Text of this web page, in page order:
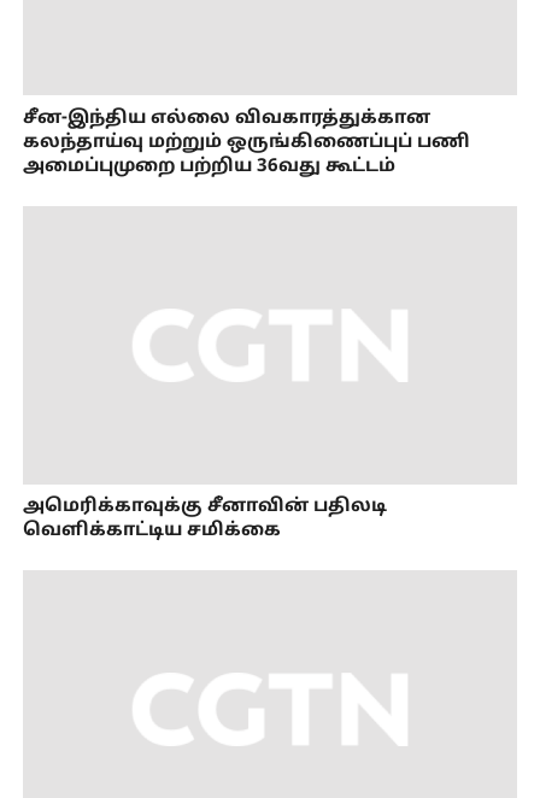
சீன-இந்திய எல்லை விவகாரத்துக்கான
கலந்தாய்வு மற்றும் ஒருங்கிணைப்புப் பணி
அமைப்புமுறை பற்றிய 36வது கூட்டம்
அமெரிக்காவுக்கு சீனாவின் பதிலடி
வெளிக்காட்டிய சமிக்கை